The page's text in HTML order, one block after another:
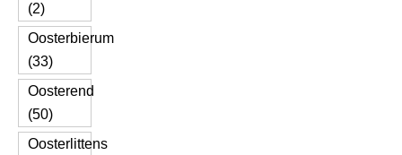
(2)
Oosterbierum
(33)
Oosterend
(50)
Oosterlittens